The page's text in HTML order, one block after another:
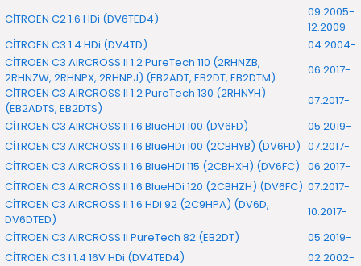
CİTROEN C2 1.6 HDi (DV6TED4)
09.2005-
12.2009
CİTROEN C3 1.4 HDi (DV4TD)
04.2004-
CİTROEN C3 AIRCROSS II 1.2 PureTech 110 (2RHNZB,
2RHNZW, 2RHNPX, 2RHNPJ) (EB2ADT, EB2DT, EB2DTM)
06.2017-
CİTROEN C3 AIRCROSS II 1.2 PureTech 130 (2RHNYH)
(EB2ADTS, EB2DTS)
07.2017-
CİTROEN C3 AIRCROSS II 1.6 BlueHDI 100 (DV6FD)
05.2019-
CİTROEN C3 AIRCROSS II 1.6 BlueHDi 100 (2CBHYB) (DV6FD) 07.2017-
CİTROEN C3 AIRCROSS II 1.6 BlueHDi 115 (2CBHXH) (DV6FC) 06.2017-
CİTROEN C3 AIRCROSS II 1.6 BlueHDi 120 (2CBHZH) (DV6FC) 07.2017-
CİTROEN C3 AIRCROSS II 1.6 HDi 92 (2C9HPA) (DV6D,
DV6DTED)
10.2017-
CİTROEN C3 AIRCROSS II PureTech 82 (EB2DT)
05.2019-
CİTROEN C3 I 1.4 16V HDi (DV4TED4)
02.2002-